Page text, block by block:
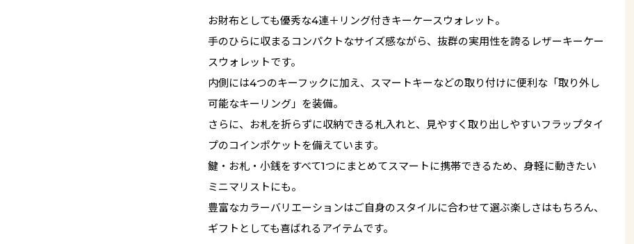
お財布としても優秀な4連＋リング付きキーケースウォレット。
手のひらに収まるコンパクトなサイズ感ながら、抜群の実用性を誇るレザーキーケー
スウォレットです。
内側には4つのキーフックに加え、スマートキーなどの取り付けに便利な「取り外し
可能なキーリング」を装備。
さらに、お札を折らずに収納できる札入れと、見やすく取り出しやすいフラップタイ
プのコインポケットを備えています。
鍵・お札・小銭をすべて1つにまとめてスマートに携帯できるため、身軽に動きたい
ミニマリストにも。
豊富なカラーバリエーションはご自身のスタイルに合わせて選ぶ楽しさはもちろん、
ギフトとしても喜ばれるアイテムです。